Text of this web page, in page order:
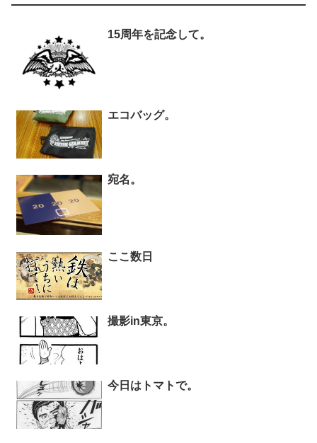
15周年を記念して。
エコバッグ。
宛名。
ここ数日
撮影in東京。
今日はトマトで。